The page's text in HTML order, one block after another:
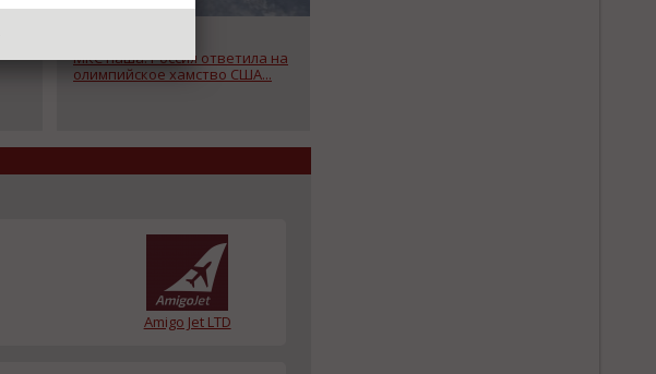
МКС наша: Россия ответила на
олимпийское хамство США...
Amigo Jet LTD